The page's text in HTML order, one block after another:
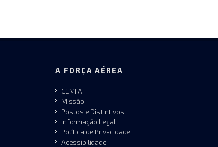
A FORÇA AÉREA
CEMFA
Missão
Postos e Distintivos
Informação Legal
Política de Privacidade
Acessibilidade